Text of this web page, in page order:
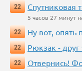
22
Спутниковая
5 часов 27 минут
22
Ну вот, опять
22
Рюкзак -
22
Отвернись!